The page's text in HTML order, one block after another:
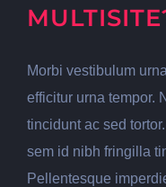
Morbi vestibulum
efficitur urna tempor.
tincidunt ac sed
sem id nibh fringilla
Pellentesque